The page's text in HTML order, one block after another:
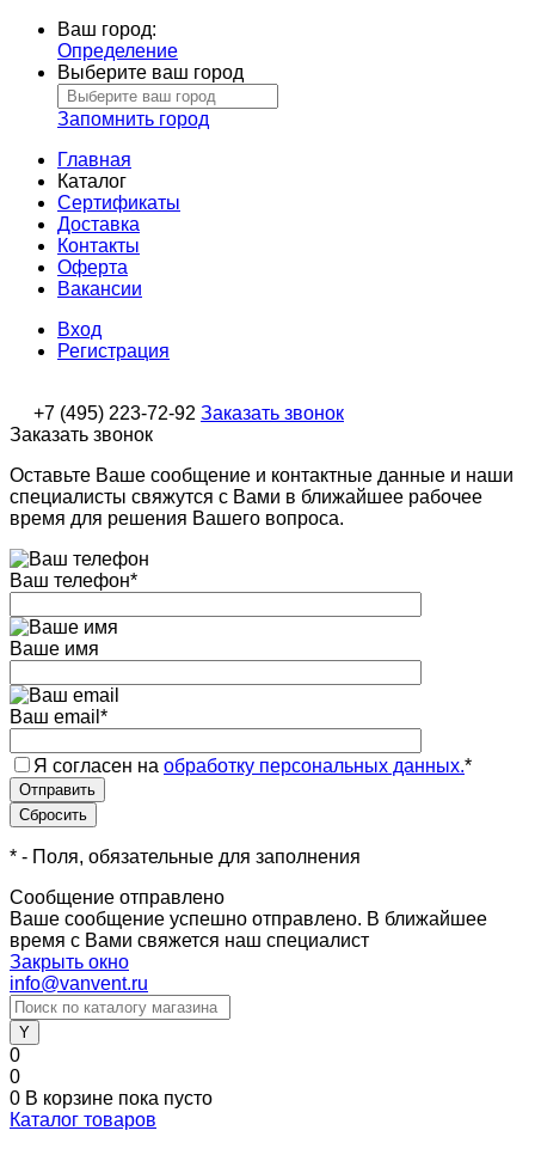
Ваш город:
Определение
Выберите ваш город
Запомнить город
Главная
Каталог
Сертификаты
Доставка
Контакты
Оферта
Вакансии
Вход
Регистрация
+7 (495) 223-72-92 Заказать звонок
Заказать звонок
Оставьте Ваше сообщение и контактные данные и наши
специалисты свяжутся с Вами в ближайшее рабочее
время для решения Вашего вопроса.
Ваш телефон*
Ваше имя
Ваш email *
Я согласен на обработку персональных данных.*
* - Поля, обязательные для заполнения
Сообщение отправлено
Ваше сообщение успешно отправлено. В ближайшее
время с Вами свяжется наш специалист
Закрыть окно
info@vanvent.ru
0
0
0 В корзине пока пусто
Каталог товаров